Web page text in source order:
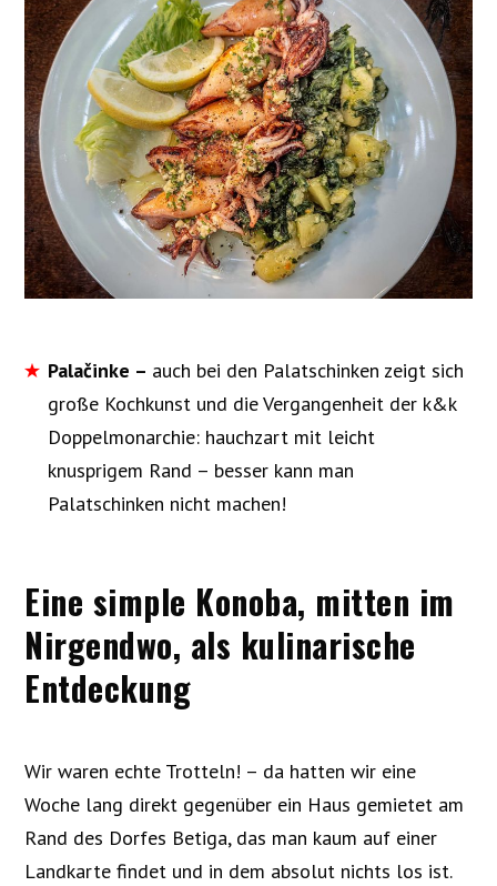
Palačinke – auch bei den Palatschinken zeigt sich
große Kochkunst und die Vergangenheit der k&k
Doppelmonarchie: hauchzart mit leicht
knusprigem Rand – besser kann man
Palatschinken nicht machen!
Eine simple Konoba, mitten im
Nirgendwo, als kulinarische
Entdeckung
Wir waren echte Trotteln! – da hatten wir eine
Woche lang direkt gegenüber ein Haus gemietet am
Rand des Dorfes Betiga, das man kaum auf einer
Landkarte findet und in dem absolut nichts los ist.